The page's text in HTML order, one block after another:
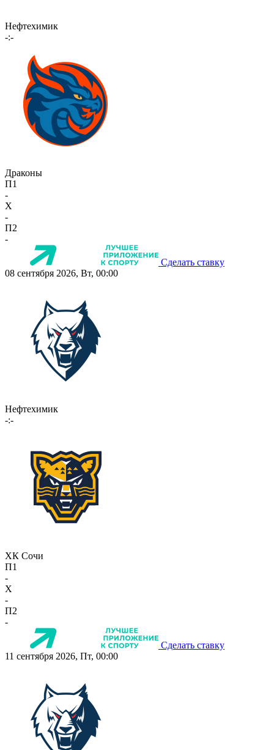
Нефтехимик
-:-
Драконы
П1
-
X
-
П2
-
Сделать ставку
08 сентября 2026, Вт, 00:00
Нефтехимик
-:-
ХК Сочи
П1
-
X
-
П2
-
Сделать ставку
11 сентября 2026, Пт, 00:00